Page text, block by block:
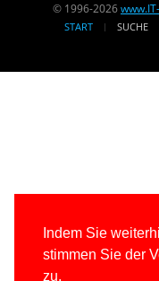
Indem Sie
stimmen Sie der
zu.
© 1996-2026
START SUCHE